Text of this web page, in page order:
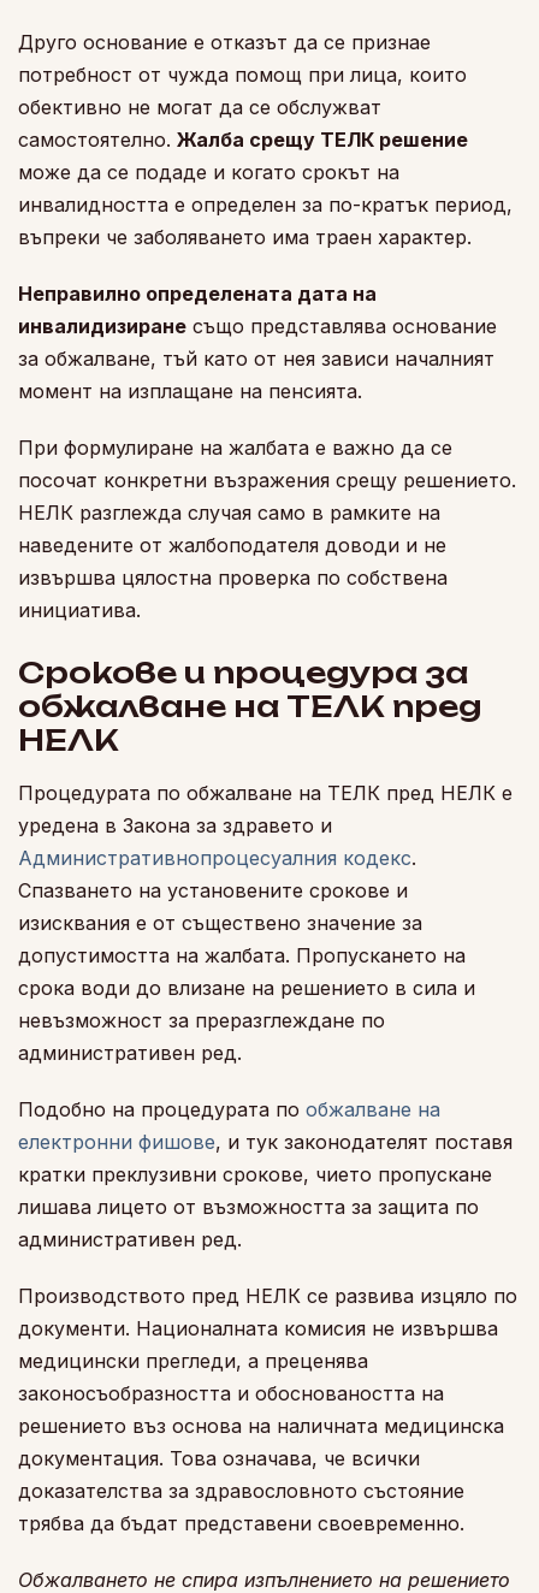
Друго основание е отказът да се признае
потребност от чужда помощ при лица, които
обективно не могат да се обслужват
самостоятелно. Жалба срещу ТЕЛК решение
може да се подаде и когато срокът на
инвалидността е определен за по-кратък период,
въпреки че заболяването има траен характер.
Неправилно определената дата на
инвалидизиране също представлява основание
за обжалване, тъй като от нея зависи началният
момент на изплащане на пенсията.
При формулиране на жалбата е важно да се
посочат конкретни възражения срещу решението.
НЕЛК разглежда случая само в рамките на
наведените от жалбоподателя доводи и не
извършва цялостна проверка по собствена
инициатива.
Срокове и процедура за
обжалване на ТЕЛК пред
НЕЛК
Процедурата по обжалване на ТЕЛК пред НЕЛК е
уредена в Закона за здравето и
Административнопроцесуалния кодекс.
Спазването на установените срокове и
изисквания е от съществено значение за
допустимостта на жалбата. Пропускането на
срока води до влизане на решението в сила и
невъзможност за преразглеждане по
административен ред.
Подобно на процедурата по обжалване на
електронни фишове, и тук законодателят поставя
кратки преклузивни срокове, чието пропускане
лишава лицето от възможността за защита по
административен ред.
Производството пред НЕЛК се развива изцяло по
документи. Националната комисия не извършва
медицински прегледи, а преценява
законосъобразността и обосноваността на
решението въз основа на наличната медицинска
документация. Това означава, че всички
доказателства за здравословното състояние
трябва да бъдат представени своевременно.
Обжалването не спира изпълнението на решението